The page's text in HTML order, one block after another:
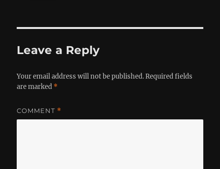
Leave a Reply
Your email address will not be published. Required fields
are marked *
COMMENT *